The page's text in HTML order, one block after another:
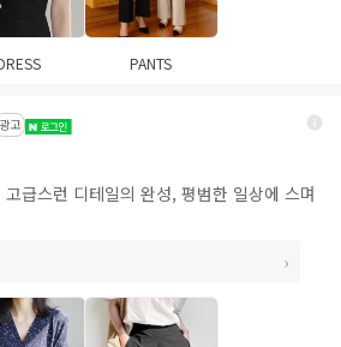
PANTS
광고
급스런 디테일의 완성, 평범한 일상에 스며